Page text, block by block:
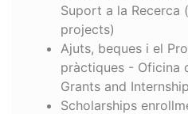
Suport a la Recerca
projects)
Ajuts, beques i el
pràctiques - Oficina
Grants and
Scholarships